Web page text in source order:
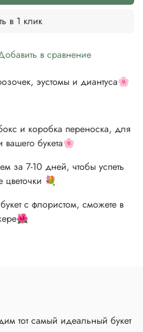
в сравнение
в 1 клик
эустомы и диантуса🌸
и коробка переноска, для
вашего букета🌸
за 7-10 дней, чтобы успеть
цветочки 💐
с флористом, сможете в
тот самый идеальный букет